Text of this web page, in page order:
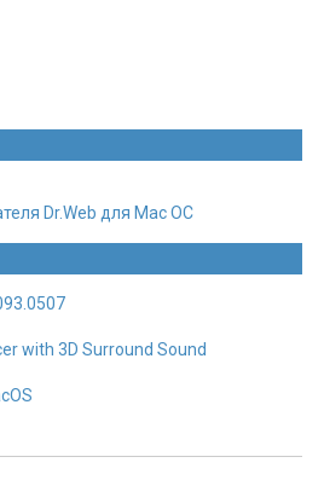
Dr.Web для Mac OC
with 3D Surround Sound